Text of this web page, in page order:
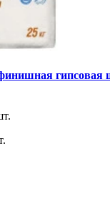
гипсовая